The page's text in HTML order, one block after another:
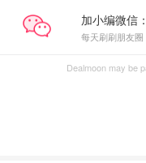
加小编微信：
每天刷刷朋友
Dealmoon may be